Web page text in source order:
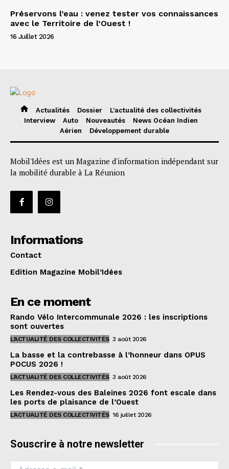
Préservons l’eau : venez tester vos connaissances
avec le Territoire de l’Ouest !
16 Juillet 2026
Actualités Dossier
L’actualité des collectivités
Interview
Auto Nouveautés
News Océan Indien
Aérien
Développement durable
Mobil'Idées est un Magazine d'information indépendant sur
la mobilité durable à La Réunion
Informations
Contact
Edition Magazine Mobil’Idées
En ce moment
Rando Vélo Intercommunale 2026 : les inscriptions
sont ouvertes
L'ACTUALITÉ DES COLLECTIVITÉS 3 août 2026
La basse et la contrebasse à l’honneur dans OPUS
POCUS 2026 !
L'ACTUALITÉ DES COLLECTIVITÉS 3 août 2026
Les Rendez-vous des Baleines 2026 font escale dans
les ports de plaisance de l’Ouest
L'ACTUALITÉ DES COLLECTIVITÉS 16 juillet 2026
Souscrire à notre newsletter